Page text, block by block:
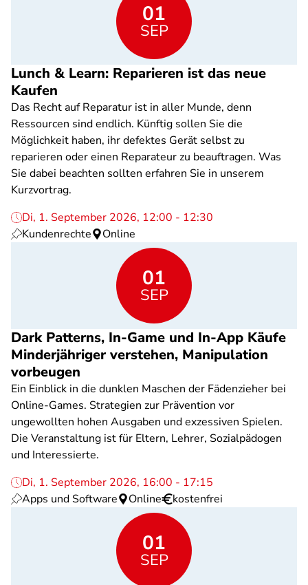
01
SEP
Lunch & Learn: Reparieren ist das neue
Kaufen
Das Recht auf Reparatur ist in aller Munde, denn
Ressourcen sind endlich. Künftig sollen Sie die
Möglichkeit haben, ihr defektes Gerät selbst zu
reparieren oder einen Reparateur zu beauftragen. Was
Sie dabei beachten sollten erfahren Sie in unserem
Kurzvortrag.
Di, 1. September 2026, 12:00 - 12:30
Kundenrechte
Online
01
SEP
Dark Patterns, In-Game und In-App Käufe
Minderjähriger verstehen, Manipulation
vorbeugen
Ein Einblick in die dunklen Maschen der Fädenzieher bei
Online-Games. Strategien zur Prävention vor
ungewollten hohen Ausgaben und exzessiven Spielen.
Die Veranstaltung ist für Eltern, Lehrer, Sozialpädogen
und Interessierte.
Di, 1. September 2026, 16:00 - 17:15
Apps und Software
Online kostenfrei
01
SEP